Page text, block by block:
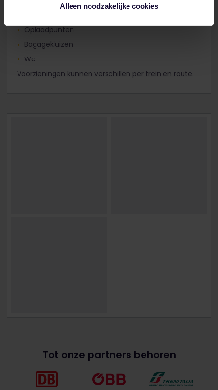
Alleen noodzakelijke cookies
Oplaadpunten
Bagagekluizen
Wc
Voorzieningen kunnen verschillen per trein en route.
Tot onze partners behoren